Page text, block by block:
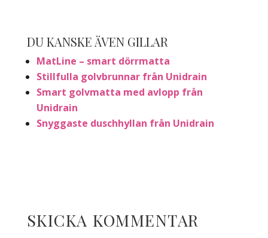
DU KANSKE ÄVEN GILLAR
MatLine – smart dörrmatta
Stillfulla golvbrunnar från Unidrain
Smart golvmatta med avlopp från
Unidrain
Snyggaste duschhyllan från Unidrain
SKICKA KOMMENTAR